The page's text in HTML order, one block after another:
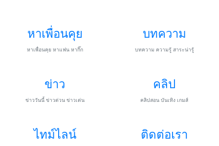
หาเพื่อนคุย
หาเพื่อนคุย หาแฟน หากิ๊ก
บทความ
บทความ ความรู้ สาระน่ารู้
ข่าว
ข่าววันนี้ ข่าวด่วน ข่าวเด่น
คลิป
คลิปสอน บันเทิง เกมส์
ไทม์ไลน์ ติดต่อเรา